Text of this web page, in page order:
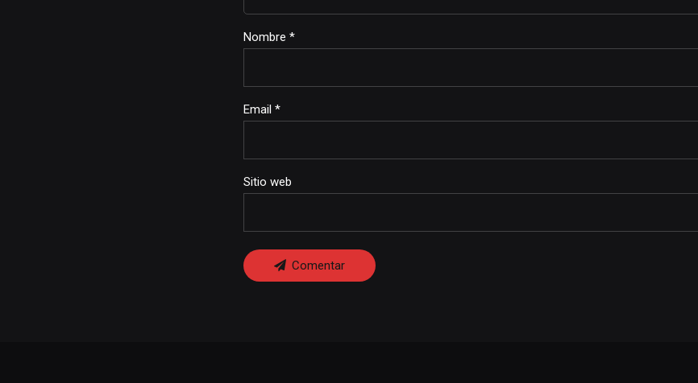
Nombre *
Email *
Sitio web
Comentar